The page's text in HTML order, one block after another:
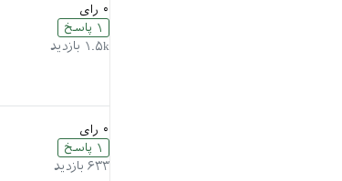
۰ رای
۱ پاسخ
۱.۵k بازدید
۰ رای
۱ پاسخ
۶۳۳ بازدید